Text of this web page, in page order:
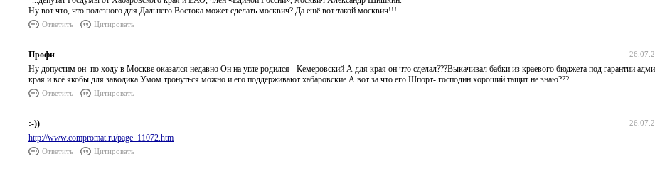
Ну вот что, что полезного для Дальнего Востока может сделать москвич? Да ещё вот такой москвич!!!
Ответить Цитировать
Профи
Ну допустим он по ходу в Москве оказался недавно Он на угле родился - Кемеровский А для края он что сделал???Выкачивал бабки из краевого бюджета под гарантии
края и всё якобы для заводика Умом тронуться можно и его поддерживают хабаровские А вот за что его Шпорт- господин хороший тащит не знаю???
Ответить Цитировать
:-))
http://www.compromat.ru/page_11072.htm
Ответить Цитировать